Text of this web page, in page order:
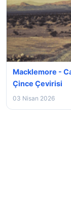
Macklemore -
Çince Çevirisi
03 Nisan 2026